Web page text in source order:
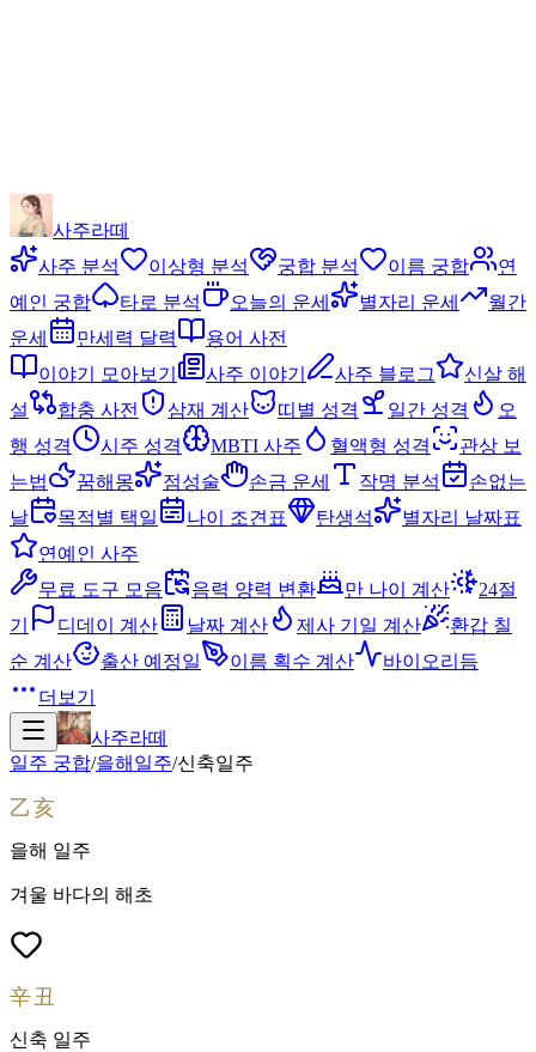
사주라떼
사주 분석
이상형 분석 궁합 분석 이름 궁합
연
예인 궁합
타로 분석 오늘의 운세 별자리 운세
월간
운세
만세력 달력
용어 사전
이야기 모아보기
사주 이야기 사주 블로그
신살 해
설
합충 사전 삼재 계산 띠별 성격 일간 성격
오
행 성격
시주 성격 MBTI 사주 혈액형 성격
관상 보
는법
꿈해몽 점성술 손금 운세 작명 분석
손없는
날
목적별 택일 나이 조견표 탄생석
별자리 날짜표
연예인 사주
무료 도구 모음
음력 양력 변환 만 나이 계산
24절
기
디데이 계산 날짜 계산 제사 기일 계산
환갑 칠
순 계산
출산 예정일 이름 획수 계산
바이오리듬
더보기
사주라떼
일주 궁합/을해 일주/신축일주
乙亥
을해 일주
겨울 바다의 해초
辛丑
신축 일주